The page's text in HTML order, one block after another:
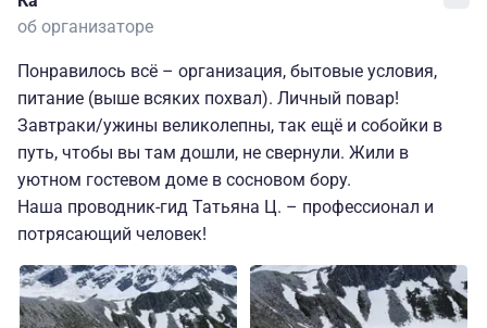
об организаторе
Понравилось всё – организация, бытовые условия,
питание (выше всяких похвал). Личный повар!
Завтраки/ужины великолепны, так ещё и собойки в
путь, чтобы вы там дошли, не свернули. Жили в
уютном гостевом доме в сосновом бору.
Наша проводник-гид Татьяна Ц. – профессионал и
потрясающий человек!